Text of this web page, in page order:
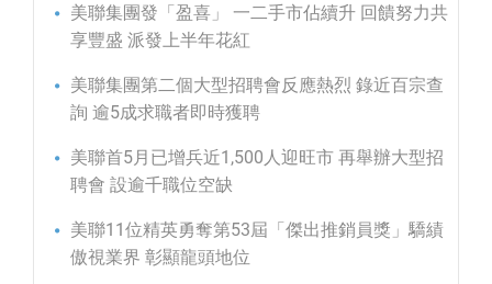
美聯集團發「盈喜」 一二手市佔續升 回饋努力共
享豐盛 派發上半年花紅
美聯集團第二個大型招聘會反應熱烈 錄近百宗查
詢 逾5成求職者即時獲聘
美聯首5月已增兵近1,500人迎旺市 再舉辦大型招
聘會 設逾千職位空缺
美聯11位精英勇奪第53屆「傑出推銷員獎」驕績
傲視業界 彰顯龍頭地位